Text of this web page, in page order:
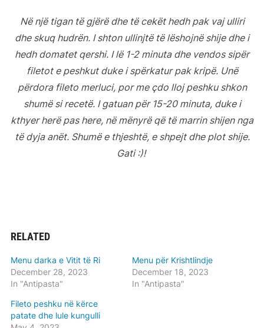
Në një tigan të gjërë dhe të cekët hedh pak vaj ulliri
dhe skuq hudrën. I shton ullinjtë të lëshojnë shije dhe i
hedh domatet qershi. I lë 1-2 minuta dhe vendos sipër
filetot e peshkut duke i spërkatur pak kripë. Unë
përdora fileto merluci, por me çdo lloj peshku shkon
shumë si recetë. I gatuan për 15-20 minuta, duke i
kthyer herë pas here, në mënyrë që të marrin shijen nga
të dyja anët. Shumë e thjeshtë, e shpejt dhe plot shije.
Gati :)!
RELATED
Menu darka e Vitit të Ri
December 28, 2023
In "Antipasta"
Menu për Krishtlindje
December 18, 2023
In "Antipasta"
Fileto peshku në kërce
patate dhe lule kungulli